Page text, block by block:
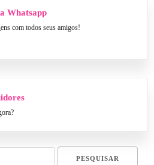
Whatsapp
com todos seus amigos!